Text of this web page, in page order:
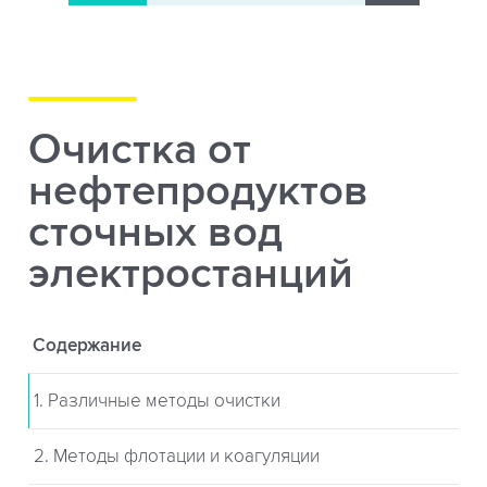
Очистка от
нефтепродуктов
сточных вод
электростанций
Содержание
1. Различные методы очистки
2. Методы флотации и коагуляции